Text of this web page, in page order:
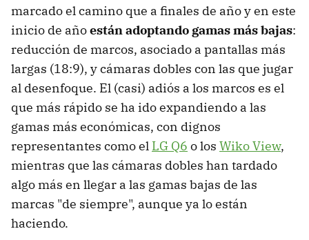
marcado el camino que a finales de año y en este
inicio de añoestán adoptando gamas más bajas:
reducción de marcos, asociado a pantallas más
largas (18:9), y cámaras dobles con las que jugar
al desenfoque. El (casi) adiós a los marcos es el
que más rápido se ha ido expandiendo a las
gamas más económicas, con dignos
representantes como el LG Q6 o los Wiko View,
mientras que las cámaras dobles han tardado
algo más en llegar a las gamas bajas de las
marcas "de siempre", aunque ya lo están
haciendo.